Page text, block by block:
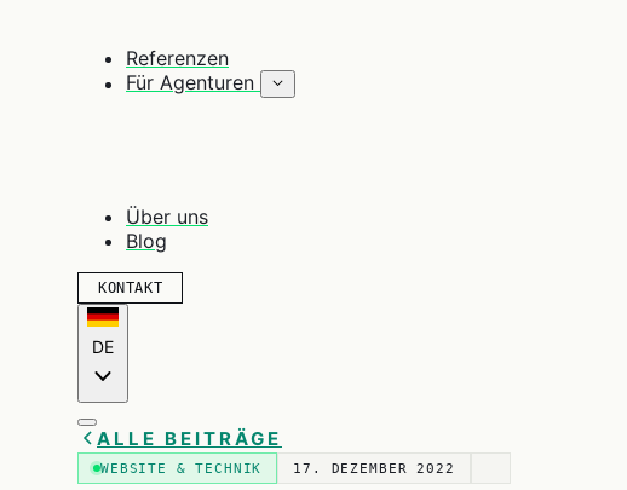
Referenzen
Für Agenturen
Über uns
Blog
KONTAKT
DE
ALLE BEITRÄGE
WEBSITE & TECHNIK 17. DEZEMBER 2022